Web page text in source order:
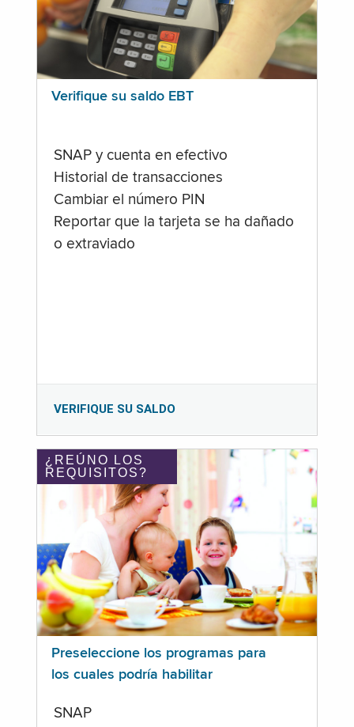
Verifique su saldo EBT
SNAP y cuenta en efectivo
Historial de transacciones
Cambiar el número PIN
Reportar que la tarjeta se ha dañado
o extraviado
VERIFIQUE SU SALDO
¿REÚNO LOS
REQUISITOS?
Preseleccione los programas para
los cuales podría habilitar
SNAP